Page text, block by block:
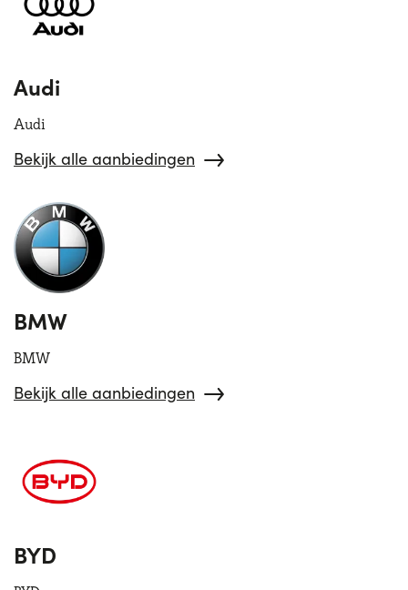
Hulp nodig?
Audi
Audi
Bekijk alle aanbiedingen
BMW
BMW
Bekijk alle aanbiedingen
BYD